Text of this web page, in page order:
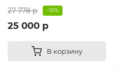
27 778 р -10%
25 000 р
В корзину